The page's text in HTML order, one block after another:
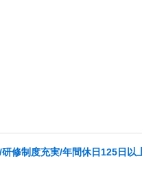
修制度充実/年間休日125日以